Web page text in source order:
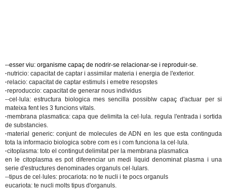
--esser viu: organisme capaç de nodrir-se relacionar-se i reproduir-se.
·nutricio: capacitat de captar i assimilar materia i energia de l'exterior.
·relacio: capacitat de captar estimuls i emetre resopstes
·reproduccio: capacitat de generar nous individus
--cel·lula: estructura biologica mes sencilla possiblw capaç d'actuar per si
mateixa fent les 3 funcions vitals.
·membrana plasmatica: capa que delimita la cel·lula. regula l'entrada i sortida
de substancies.
·material generic: conjunt de molecules de ADN en les que esta continguda
tota la informacio biologica sobre com es i com funciona la cel·lula.
·citoplasma: toto el contingut delimitat per la membrana plasmatica
en le citoplasma es pot diferenciar un medi liquid denominat plasma i una
serie d'estructures denominades organuls cel·lulars.
--tipus de cel·lules: procariota: no te nucli i te pocs organuls
eucariota: te nucli molts tipus d'organuls.